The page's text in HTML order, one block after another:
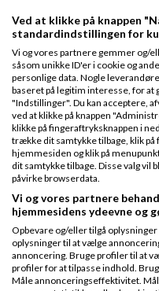
Køb en virksomhed
Køb en virksomhed
kunder og omsætning
www.saxis.dk
Dinero
Opret nemt og hurtigt
Lav gratis bruger på
www.dinero.dk
Ved at klikke på knappen
standardindstillingen for
Vi og vores partnere gemmer og/
såsom unikke ID'er i cookie og
personlige data. Nogle
baseret på legitim interesse, for at
"Indstillinger". Du kan acceptere,
ved at klikke på knappen
klikke på fingeraftryksknappen i
trække dit samtykke tilbage, klik
hjemmesiden og klik på
dit samtykke tilbage. Disse valg vil
påvirke browserdata.
Vi og vores partnere
hjemmesidens ydeevne og
Opbevare og/eller tilgå
oplysninger til at vælge
annoncering. Bruge profiler til at
profiler for at tilpasse indhold.
Måle annonceringseffektivitet.